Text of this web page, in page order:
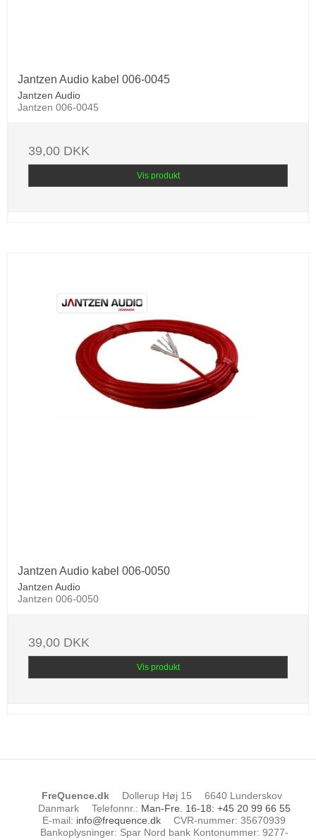
Jantzen Audio kabel 006-0045
Jantzen Audio
Jantzen 006-0045
39,00 DKK
Vis produkt
Jantzen Audio kabel 006-0050
Jantzen Audio
Jantzen 006-0050
39,00 DKK
Vis produkt
FreQuence.dk Dollerup Høj 15
6640 Lunderskov
Danmark
Telefonnr. : Man-Fre. 16-18: +45 20 99 66 55
E-mail: info@frequence.dk CVR-nummer: 35670939
Bankoplysninger: Spar Nord bank Kontonummer: 9277-